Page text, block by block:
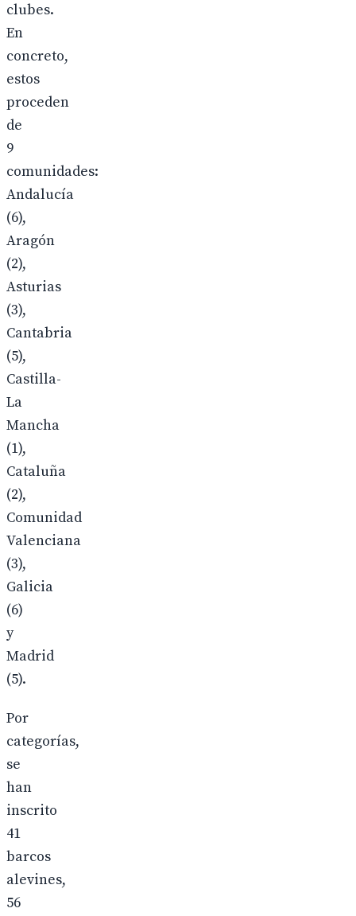
clubes.
En
concreto,
estos
proceden
de
9
comunidades:
Andalucía
(6),
Aragón
(2),
Asturias
(3),
Cantabria
(5),
Castilla-
La
Mancha
(1),
Cataluña
(2),
Comunidad
Valenciana
(3),
Galicia
(6)
y
Madrid
(5).
Por
categorías,
se
han
inscrito
41
barcos
alevines,
56